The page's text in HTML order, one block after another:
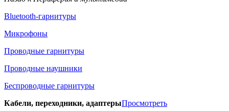
Bluetooth-гарнитуры
Микрофоны
Проводные гарнитуры
Проводные наушники
Беспроводные гарнитуры
Кабели, переходники, адаптерыПросмотреть